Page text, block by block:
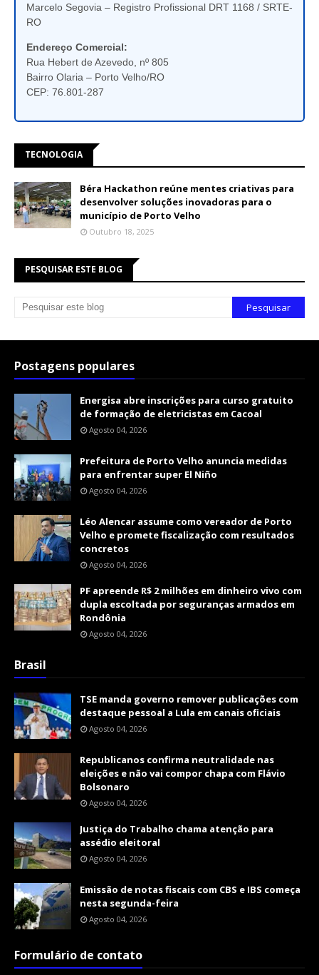
Marcelo Segovia – Registro Profissional DRT 1168 / SRTE-
RO
Endereço Comercial:
Rua Hebert de Azevedo, nº 805
Bairro Olaria – Porto Velho/RO
CEP: 76.801-287
TECNOLOGIA
Béra Hackathon reúne mentes criativas para
desenvolver soluções inovadoras para o
município de Porto Velho
Outubro 18, 2025
PESQUISAR ESTE BLOG
Postagens populares
Energisa abre inscrições para curso gratuito
de formação de eletricistas em Cacoal
Agosto 04, 2026
Prefeitura de Porto Velho anuncia medidas
para enfrentar super El Niño
Agosto 04, 2026
Léo Alencar assume como vereador de Porto
Velho e promete fiscalização com resultados
concretos
Agosto 04, 2026
PF apreende R$ 2 milhões em dinheiro vivo com
dupla escoltada por seguranças armados em
Rondônia
Agosto 04, 2026
Brasil
TSE manda governo remover publicações com
destaque pessoal a Lula em canais oficiais
Agosto 04, 2026
Republicanos confirma neutralidade nas
eleições e não vai compor chapa com Flávio
Bolsonaro
Agosto 04, 2026
Justiça do Trabalho chama atenção para
assédio eleitoral
Agosto 04, 2026
Emissão de notas fiscais com CBS e IBS começa
nesta segunda-feira
Agosto 04, 2026
Formulário de contato